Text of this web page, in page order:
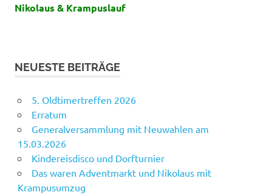
Nikolaus & Krampuslauf
NEUESTE BEITRÄGE
5. Oldtimertreffen 2026
Erratum
Generalversammlung mit Neuwahlen am
15.03.2026
Kindereisdisco und Dorfturnier
Das waren Adventmarkt und Nikolaus mit
Krampusumzug